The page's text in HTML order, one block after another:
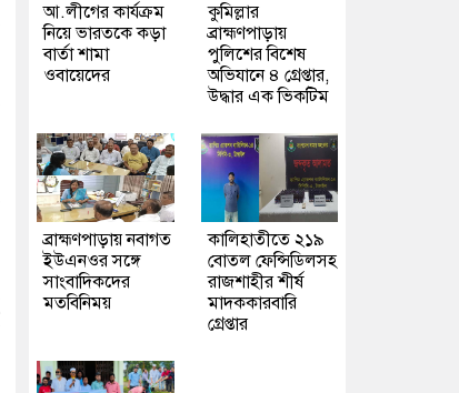
আ.লীগের কার্যক্রম
নিয়ে ভারতকে কড়া
বার্তা শামা
ওবায়েদের
কুমিল্লার
ব্রাহ্মণপাড়ায়
পুলিশের বিশেষ
অভিযানে ৪ গ্রেপ্তার,
উদ্ধার এক ভিকটিম
ব্রাহ্মণপাড়ায় নবাগত
ইউএনওর সঙ্গে
সাংবাদিকদের
মতবিনিময়
কালিহাতীতে ২১৯
বোতল ফেন্সিডিলসহ
রাজশাহীর শীর্ষ
মাদককারবারি
গ্রেপ্তার